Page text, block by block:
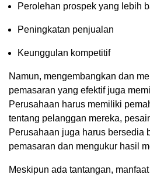
Perolehan prospek yang lebih
Peningkatan penjualan
Keunggulan kompetitif
Namun, mengembangkan dan
pemasaran yang efektif juga
Perusahaan harus memiliki
tentang pelanggan mereka,
Perusahaan juga harus bersedia
pemasaran dan mengukur hasil
Meskipun ada tantangan,